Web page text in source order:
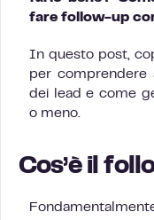
fare follow-up
In questo post,
per comprendere
dei lead e come
o meno.
Cos’è il